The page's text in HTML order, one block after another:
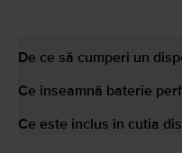
De ce să cumperi un
Ce înseamnă baterie
Ce este inclus în cutia